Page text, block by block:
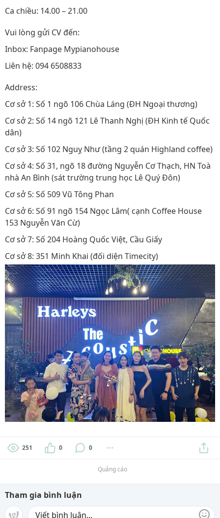
Ca chiều: 14.00 – 21.00
Vui lòng gửi CV đến:
Inbox: Fanpage Mypianohouse
Liên hệ: 094 6508833
Address:
Cơ sở 1: Số 1 ngõ 106 Chùa Láng (ĐH Ngoại thương)
Cơ sở 2: Số 14 ngõ 121 Lê Thanh Nghị (ĐH Kinh tế Quốc
dân)
Cơ sở 3: Số 102 Nguỵ Như (tầng 2 quán Highland coffee)
Cơ sở 4: Số 31, ngõ 18 đường Nguyễn Cơ Thạch, HN Toà
nhà An Bình (sát trường trung học Lê Quý Đôn)
Cơ sở 5: Số 509 Vũ Tông Phan
Cơ sở 6: Số 91 ngõ 154 Ngọc Lâm( cạnh Coffee House
153 Nguyễn Văn Cừ)
Cơ sở 7: Số 204 Hoàng Quốc Việt, Cầu Giấy
Cơ sở 8: 351 Minh Khai (đối diện Timecity)
251 0 0
Quảng cáo
Tham gia bình luận